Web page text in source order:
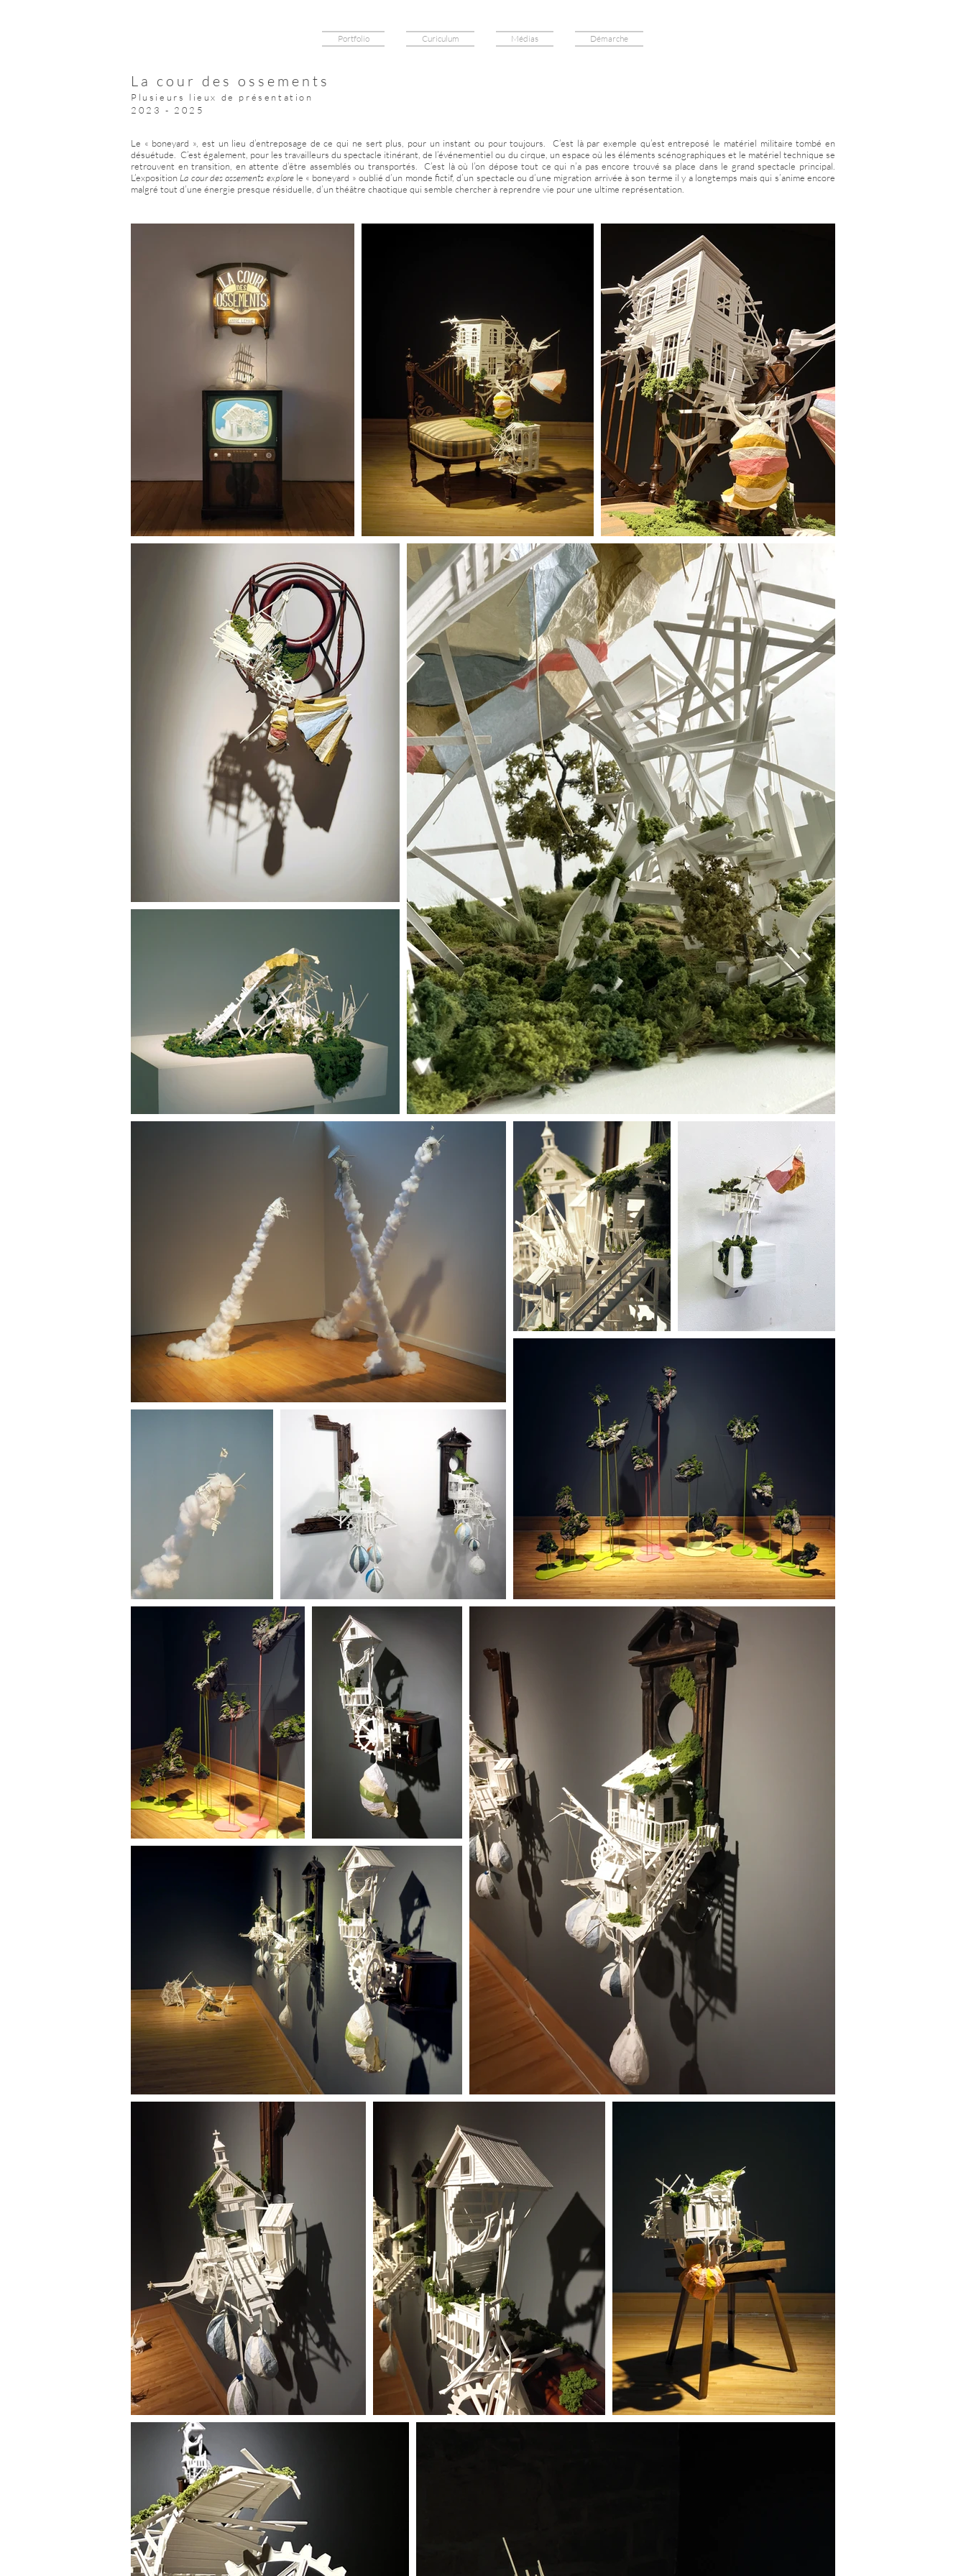
Portfolio Curiculum Médias Démarche
La cour des ossements
Plusieurs lieux de présentation
2023 - 2025
Le « boneyard », est un lieu d’entreposage de ce qui ne sert plus, pour un instant ou pour toujours. C’est là par exemple qu’est entreposé le matériel militaire tombé en
désuétude. C’est également, pour les travailleurs du spectacle itinérant, de l’événementiel ou du cirque, un espace où les éléments scénographiques et le matériel technique se
retrouvent en transition, en attente d’être assemblés ou transportés. C’est là où l’on dépose tout ce qui n’a pas encore trouvé sa place dans le grand spectacle principal.
L’exposition La cour des ossements explorele « boneyard » oublié d’un monde fictif, d’un spectacle ou d’une migration arrivée à son terme il y a longtemps mais qui s’anime encore
malgré tout d’une énergie presque résiduelle, d’un théâtre chaotique qui semble chercher à reprendre vie pour une ultime représentation.